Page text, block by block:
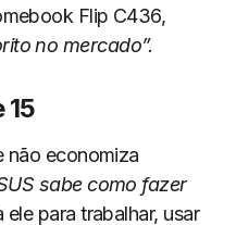
Flip C436,
no mercado”.
15
não economiza
sabe como fazer
ele para trabalhar, usar